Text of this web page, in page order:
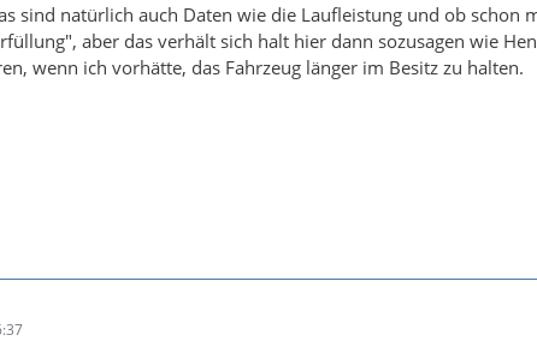
sind natürlich auch Daten wie die Laufleistung und ob schon
aber das verhält sich halt hier dann sozusagen wie
wenn ich vorhätte, das Fahrzeug länger im Besitz zu halten.